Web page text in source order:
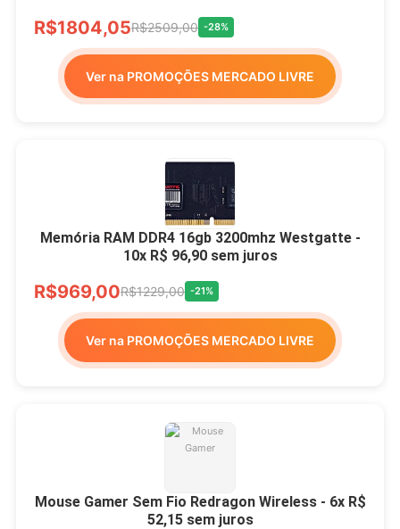
R$1804,05R$2509,00 -28%
Ver na PROMOÇÕES MERCADO LIVRE
Memória RAM DDR4 16gb 3200mhz Westgatte -
10x R$ 96,90 sem juros
R$969,00R$1229,00 -21%
Ver na PROMOÇÕES MERCADO LIVRE
Mouse Gamer Sem Fio Redragon Wireless - 6x R$
52,15 sem juros